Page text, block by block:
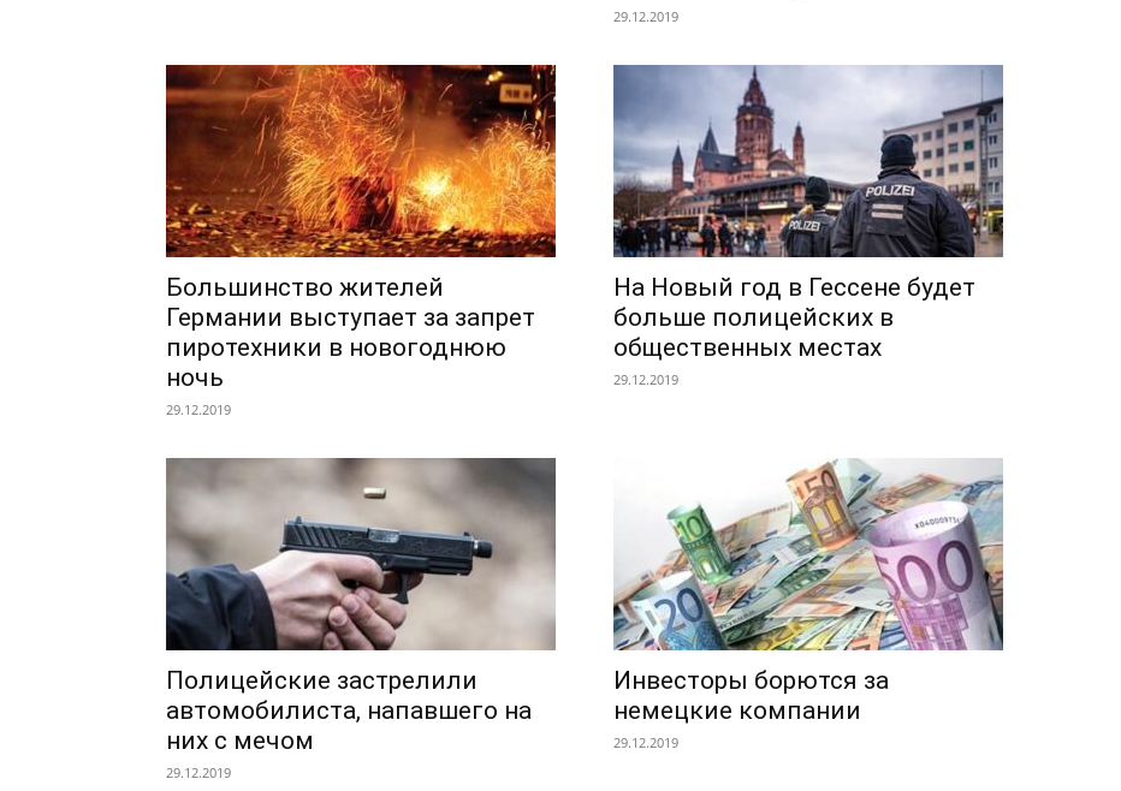
29.12.2019
Большинство жителей
Германии выступает за запрет
пиротехники в новогоднюю
ночь
29.12.2019
На Новый год в Гессене будет
больше полицейских в
общественных местах
29.12.2019
Полицейские застрелили
автомобилиста, напавшего на
них с мечом
29.12.2019
Инвесторы борются за
немецкие компании
29.12.2019